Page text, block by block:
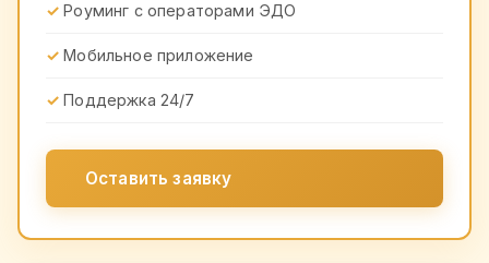
Роуминг с операторами ЭДО
Мобильное приложение
Поддержка 24/7
Оставить заявку